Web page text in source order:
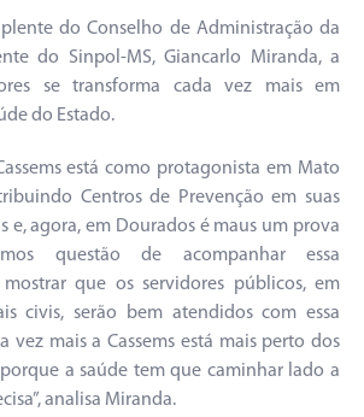
do Conselho de Administração da
do Sinpol-MS, Giancarlo Miranda, a
se transforma cada vez mais em
do Estado.
está como protagonista em Mato
Centros de Prevenção em suas
e, agora, em Dourados é maus um prova
questão de acompanhar essa
que os servidores públicos, em
civis, serão bem atendidos com essa
vez mais a Cassems está mais perto dos
a saúde tem que caminhar lado a
analisa Miranda.